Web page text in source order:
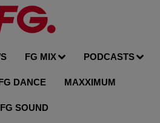
FG MIX PODCASTS
DANCE MAXXIMUM
FG SOUND